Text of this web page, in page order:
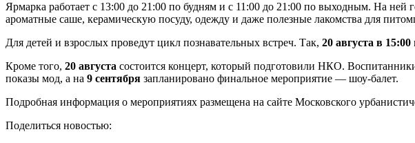
Ярмарка работает с 13:00 до 21:00 по будням и с 11:00 до 21:00 по выходным. На
ароматные саше, керамическую посуду, одежду и даже полезные лакомства для
Для детей и взрослых проведут цикл познавательных встреч. Так, 20 августа в 15:00
Кроме того, 20 августа состоится концерт, который подготовили НКО.
показы мод, а на 9 сентября запланировано финальное мероприятие — шоу-балет.
Подробная информация о мероприятиях размещена на сайте Московского
Поделиться новостью: